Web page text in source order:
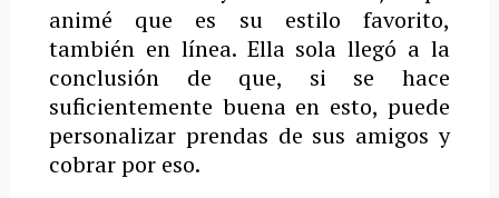
animé que es su estilo favorito,
también en línea. Ella sola llegó a la
conclusión de que, si se hace
suficientemente buena en esto, puede
personalizar prendas de sus amigos y
cobrar por eso.